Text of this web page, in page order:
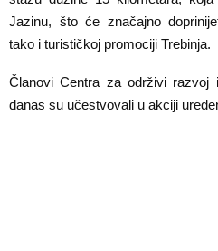
E
N
Jazinu, što će značajno
tako i turističkoj promociji Trebinja.
Članovi Centra za održivi razvoj
danas su učestvovali u akciji